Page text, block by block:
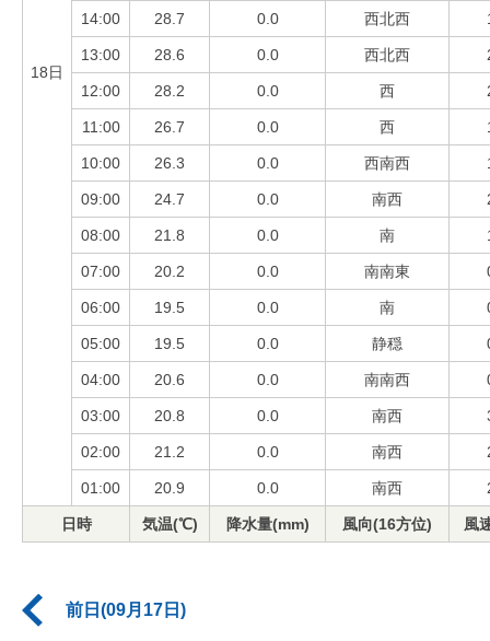
18日
14:00 28.7 0.0 西北西
13:00 28.6 0.0 西北西
12:00 28.2 0.0 西
11:00 26.7 0.0 西
10:00 26.3 0.0 西南西
09:00 24.7 0.0 南西
08:00 21.8 0.0 南
07:00 20.2 0.0 南南東
06:00 19.5 0.0 南
05:00 19.5 0.0 静穏
04:00 20.6 0.0 南南西
03:00 20.8 0.0 南西
02:00 21.2 0.0 南西
01:00 20.9 0.0 南西
日時 気温(℃) 降水量(mm) 風向(16方位) 風
前日(09月17日)